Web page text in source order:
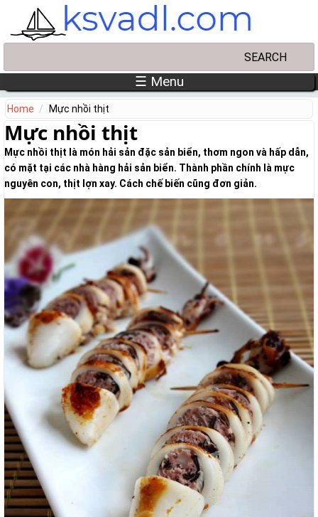
Skip to main content
☰ Menu
Home Mực nhồi thịt
Mực nhồi thịt
Mực nhồi thịt là món hải sản đặc sản biển, thơm ngon và hấp dẫn,
có mặt tại các nhà hàng hải sản biển. Thành phần chính là mực
nguyên con, thịt lợn xay. Cách chế biến cũng đơn giản.